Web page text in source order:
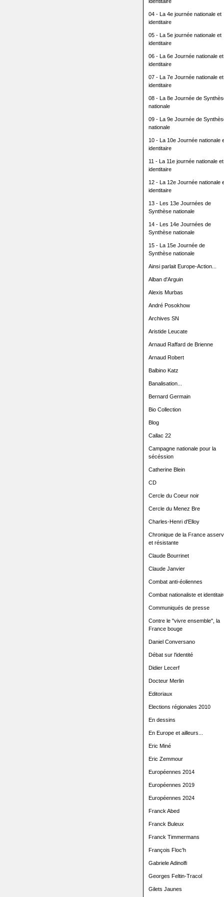
04 - La 4e journée nationale et
identitaire
05 - La 5e journée nationale et
identitaire
06 - La 6e Journée nationale et
identitaire
07 - La 7e Journée nationale et
identitaire
08 - La 8e Journée de
nationale
09 - La 9e Journée de
nationale
10 - La 10e Journée nationale
identitaire
11 - La 11e journée nationale et
identitaire
12 - La 12e Journée nationale
identitaire
13 - Les 13e Journées de
Synthèse nationale
14 - Les 14e Journées de
Synthèse nationale
15 - La 15e Journée de
Synthèse nationale
Ainsi parlait Europe-Action...
Alban d'Arguin
Alexis Murbas
André Posokhow
Archives SN
Aristide Leucate
Arnaud Raffard de Brienne
Arnaud Robert
Balbino Katz
Banalisation...
Bernard Germain
Bio Collection
Blog
Callac 22
Campagne nationale pour la
sécéssion
Catherine Blein
CD
Cercle du Coeur noir
Cercle du Menez Bre
Charles-Henri d'Elloy
Chronique de la France
et résistante
Claude Bourrinet
Claude Janvier
Combat anti-éoliennes
Combat nationaliste et
Communiqués de presse
Contre le "vivre ensemble", la
France bouge
Daniel Conversano
Débat sur l'identité
Didier Lecerf
Docteur Merlin
Editoriaux
Elections régionales 2010
En dessins
En Europe et ailleurs...
Eric Miné
Eric Zemmour
Européennes 2014
Européennes 2019
Européennes 2024
Franck Abed
Franck Buleux
Franck Timmermans
François Floc'h
Gabriele Adinolfi
Georges Feltin-Tracol
Gilets Jaunes